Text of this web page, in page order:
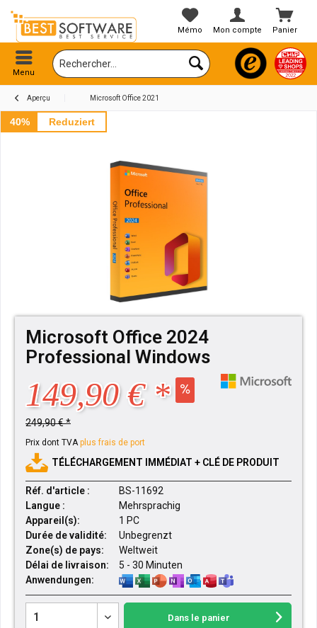
Panier
Mémo Mon compte
Menu
Aperçu Microsoft Office 2021
40% Reduziert
Microsoft Office 2024
Professional Windows
149,90 € *
249,90 € *
Prix dont TVAplus frais de port
TÉLÉCHARGEMENT IMMÉDIAT + CLÉ DE PRODUIT
Réf. d'article :
BS-11692
Langue :
Mehrsprachig
Appareil(s):
1 PC
Durée de validité:
Unbegrenzt
Zone(s) de pays:
Weltweit
Délai de livraison:
5 - 30 Minuten
Anwendungen:
Dans le panier